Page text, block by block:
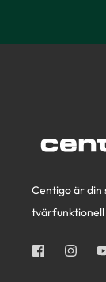
Centigo är